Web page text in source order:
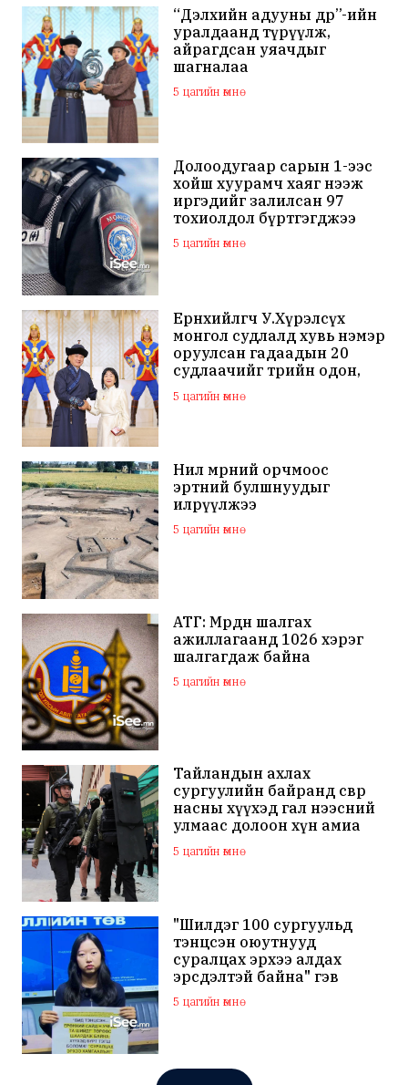
“Дэлхийн адууны өдөр”-ийн
уралдаанд түрүүлж,
айрагдсан уяачдыг
шагналаа
5 цагийн өмнө
Долоодугаар сарын 1-ээс
хойш хуурамч хаяг нээж
иргэдийг залилсан 97
тохиолдол бүртгэгджээ
5 цагийн өмнө
Ерөнхийлөгч У.Хүрэлсүх
монгол судлалд хувь нэмэр
оруулсан гадаадын 20
судлаачийг төрийн одон,
медалиар шагналаа
5 цагийн өмнө
Нил мөрний орчмоос
эртний булшнуудыг
илрүүлжээ
5 цагийн өмнө
АТГ: Мөрдөн шалгах
ажиллагаанд 1026 хэрэг
шалгагдаж байна
5 цагийн өмнө
Тайландын ахлах
сургуулийн байранд өсвөр
насны хүүхэд гал нээсний
улмаас долоон хүн амиа
алдаж, 30 гаруй хүн
шархаджээ
5 цагийн өмнө
"Шилдэг 100 сургуульд
тэнцсэн оюутнууд
суралцах эрхээ алдах
эрсдэлтэй байна" гэв
5 цагийн өмнө